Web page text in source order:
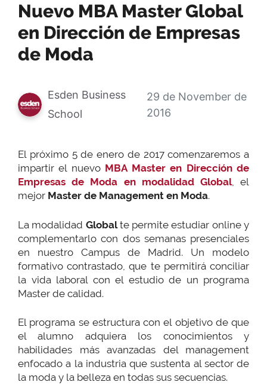
Nuevo MBA Master Global
en Dirección de Empresas
de Moda
Esden Business
School
29 de November de
2016
El próximo 5 de enero de 2017 comenzaremos a
impartir el nuevo MBAMaster en Dirección de
Empresas de Moda en modalidad Global, el
mejor Master de Management en Moda.
La modalidad Globalte permite estudiar online y
complementarlo con dos semanas presenciales
en nuestro Campus de Madrid. Un modelo
formativo contrastado, que te permitirá conciliar
la vida laboral con el estudio de un programa
Master de calidad.
El programa se estructura con el objetivo de que
el alumno adquiera los conocimientos y
habilidades más avanzadas del management
enfocado a la industria que sustenta al sector de
la moda y la belleza en todas sus secuencias.